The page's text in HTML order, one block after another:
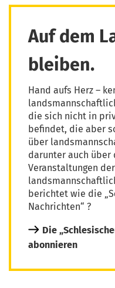
Auf dem
bleiben.
Hand aufs Herz –
die sich nicht in
befindet, die aber
über
darunter auch über
Veranstaltungen der
berichtet wie die
Nachrichten“ ?
Die
abonnieren